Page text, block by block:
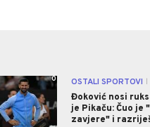
0 OSTALI SPORTOVI
Đoković nosi
je Pikaču: Čuo je
zavjere" i